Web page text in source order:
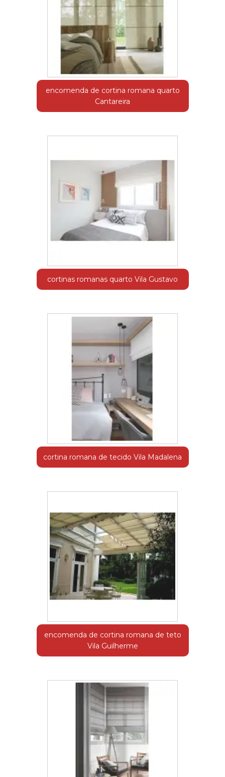
encomenda de cortina romana quarto
Cantareira
cortinas romanas quarto Vila Gustavo
cortina romana de tecido Vila Madalena
encomenda de cortina romana de teto
Vila Guilherme